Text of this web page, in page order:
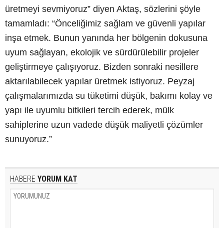
üretmeyi sevmiyoruz” diyen Aktaş, sözlerini şöyle
tamamladı: “Önceliğimiz sağlam ve güvenli yapılar
inşa etmek. Bunun yanında her bölgenin dokusuna
uyum sağlayan, ekolojik ve sürdürülebilir projeler
geliştirmeye çalışıyoruz. Bizden sonraki nesillere
aktarılabilecek yapılar üretmek istiyoruz. Peyzaj
çalışmalarımızda su tüketimi düşük, bakımı kolay ve
yapı ile uyumlu bitkileri tercih ederek, mülk
sahiplerine uzun vadede düşük maliyetli çözümler
sunuyoruz.”
HABERE YORUM KAT